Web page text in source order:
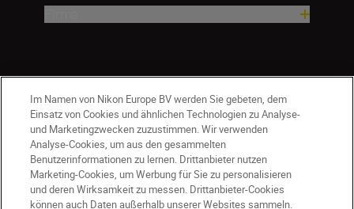
Im Namen von Nikon Europe BV werden Sie gebeten, dem
Einsatz von Cookies und ähnlichen Technologien zu Analyse-
und Marketingzwecken zuzustimmen. Wir verwenden
Analyse-Cookies, um aus den gesammelten
Benutzerinformationen zu lernen. Drittanbieter nutzen
Marketing-Cookies, um Werbung für Sie zu personalisieren
und deren Wirksamkeit zu messen. Drittanbieter-Cookies
können auch Daten außerhalb unserer Websites sammeln.